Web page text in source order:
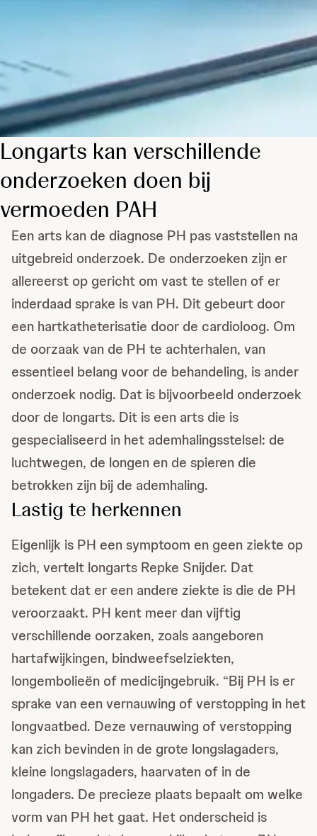
Longarts kan verschillende
onderzoeken doen bij
vermoeden PAH
Een arts kan de diagnose PH pas vaststellen na
uitgebreid onderzoek. De onderzoeken zijn er
allereerst op gericht om vast te stellen of er
inderdaad sprake is van PH. Dit gebeurt door
een hartkatheterisatie door de cardioloog. Om
de oorzaak van de PH te achterhalen, van
essentieel belang voor de behandeling, is ander
onderzoek nodig. Dat is bijvoorbeeld onderzoek
door de longarts. Dit is een arts die is
gespecialiseerd in het ademhalingsstelsel: de
luchtwegen, de longen en de spieren die
betrokken zijn bij de ademhaling.
Lastig te herkennen
Eigenlijk is PH een symptoom en geen ziekte op
zich, vertelt longarts Repke Snijder. Dat
betekent dat er een andere ziekte is die de PH
veroorzaakt. PH kent meer dan vijftig
verschillende oorzaken, zoals aangeboren
hartafwijkingen, bindweefselziekten,
longembolieën of medicijngebruik. “Bij PH is er
sprake van een vernauwing of verstopping in het
longvaatbed. Deze vernauwing of verstopping
kan zich bevinden in de grote longslagaders,
kleine longslagaders, haarvaten of in de
longaders. De precieze plaats bepaalt om welke
vorm van PH het gaat. Het onderscheid is